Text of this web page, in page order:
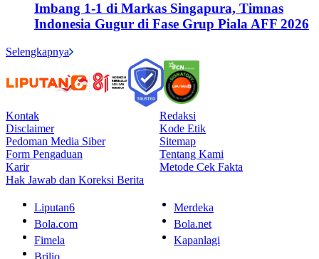
Imbang 1-1 di Markas Singapura, Timnas
Indonesia Gugur di Fase Grup Piala AFF 2026
Selengkapnya
Kontak
Redaksi
Disclaimer
Kode Etik
Pedoman Media Siber
Sitemap
Form Pengaduan
Tentang Kami
Karir
Metode Cek Fakta
Hak Jawab dan Koreksi Berita
Liputan6
Merdeka
Bola.com
Bola.net
Fimela
Kapanlagi
Brilio